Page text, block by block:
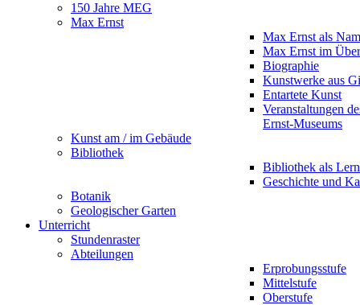
150 Jahre MEG
Max Ernst
Max Ernst als
Max Ernst im
Biographie
Kunstwerke aus
Entartete Kunst
Veranstaltungen
Ernst-Museums
Kunst am / im Gebäude
Bibliothek
Bibliothek als
Geschichte und
Botanik
Geologischer Garten
Unterricht
Stundenraster
Abteilungen
Erprobungsstufe
Mittelstufe
Oberstufe